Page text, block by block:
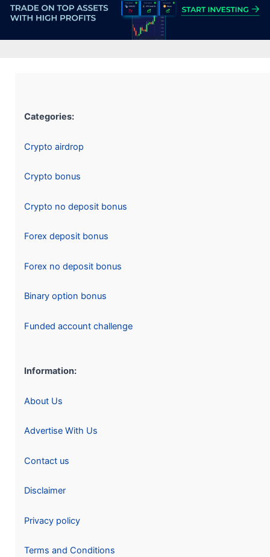
Categories:
Crypto airdrop
Crypto bonus
Crypto no deposit bonus
Forex deposit bonus
Forex no deposit bonus
Binary option bonus
Funded account challenge
Information:
About Us
Advertise With Us
Contact us
Disclaimer
Privacy policy
Terms and Conditions